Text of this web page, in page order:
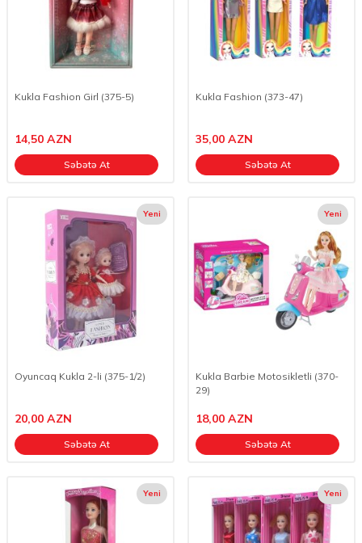
Kukla Fashion Girl (375-5)
14,50 AZN
Səbətə At
Kukla Fashion (373-47)
35,00 AZN
Səbətə At
Yeni
Oyuncaq Kukla 2-li (375-1/2)
20,00 AZN
Səbətə At
Yeni
Kukla Barbie Motosikletli (370-
29)
18,00 AZN
Səbətə At
Yeni Yeni